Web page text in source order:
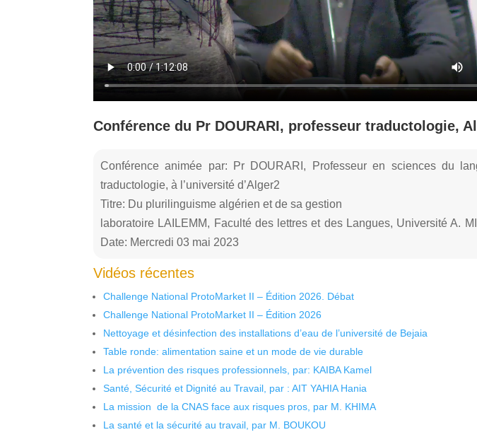
Conférence du Pr DOURARI, professeur traductologie,
Conférence animée par: Pr DOURARI, Professeur en sciences du
traductologie, à l’université d’Alger2
Titre: Du plurilinguisme algérien et de sa gestion
laboratoire LAILEMM, Faculté des lettres et des Langues, Université A.
Date: Mercredi 03 mai 2023
Vidéos récentes
Challenge National ProtoMarket II – Édition 2026. Débat
Challenge National ProtoMarket II – Édition 2026
Nettoyage et désinfection des installations d’eau de l’université de Bejaia
Table ronde: alimentation saine et un mode de vie durable
La prévention des risques professionnels, par: KAIBA Kamel
Santé, Sécurité et Dignité au Travail, par : AIT YAHIA Hania
La mission de la CNAS face aux risques pros, par M. KHIMA
La santé et la sécurité au travail, par M. BOUKOU